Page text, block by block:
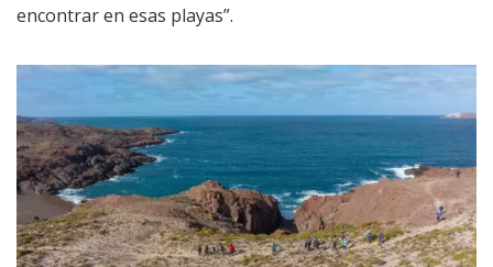
encontrar en esas playas”.